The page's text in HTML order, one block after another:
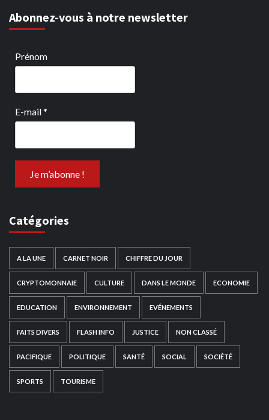
Abonnez-vous à notre newsletter
Prénom
E-mail*
Catégories
A LA UNE CARNET NOIR CHIFFRE DU JOUR
CRYPTOMONNAIE CULTURE DANS LE MONDE ECONOMIE
EDUCATION ENVIRONNEMENT EVÉNEMENTS
FAITS DIVERS FLASH INFO JUSTICE NON CLASSÉ
PACIFIQUE POLITIQUE SANTÉ SOCIAL SOCIÉTÉ
SPORTS TOURISME